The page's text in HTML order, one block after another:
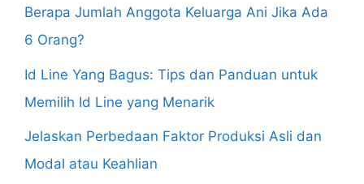
Berapa Jumlah Anggota Keluarga Ani Jika Ada
6 Orang?
Id Line Yang Bagus: Tips dan Panduan untuk
Memilih Id Line yang Menarik
Jelaskan Perbedaan Faktor Produksi Asli dan
Modal atau Keahlian